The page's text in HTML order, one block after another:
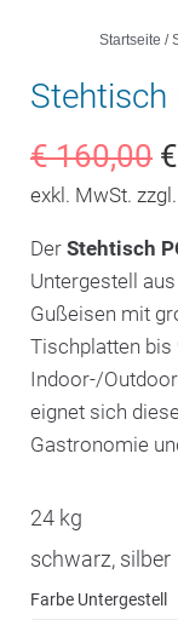
Startseite /
Stehtisch
€160,00 €
exkl. MwSt. zzgl.
Der Stehtisch
Untergestell
Gußeisen mit
Tischplatten bis
Indoor-/
eignet sich
Gastronomie
24 kg
schwarz, silber
Farbe Untergestell